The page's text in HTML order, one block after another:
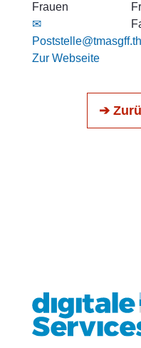
Frauen
✉
Zur Webseite
➔